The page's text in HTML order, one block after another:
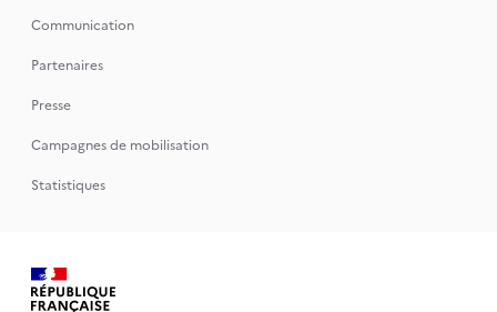
Communication
Partenaires
Presse
Campagnes de mobilisation
Statistiques